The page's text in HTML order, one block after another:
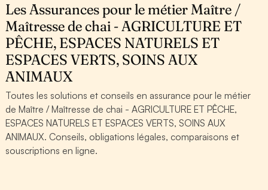
Les Assurances pour le métier Maître /
Maîtresse de chai - AGRICULTURE ET
PÊCHE, ESPACES NATURELS ET
ESPACES VERTS, SOINS AUX
ANIMAUX
Toutes les solutions et conseils en assurance pour le métier
de Maître / Maîtresse de chai - AGRICULTURE ET PÊCHE,
ESPACES NATURELS ET ESPACES VERTS, SOINS AUX
ANIMAUX. Conseils, obligations légales, comparaisons et
souscriptions en ligne.